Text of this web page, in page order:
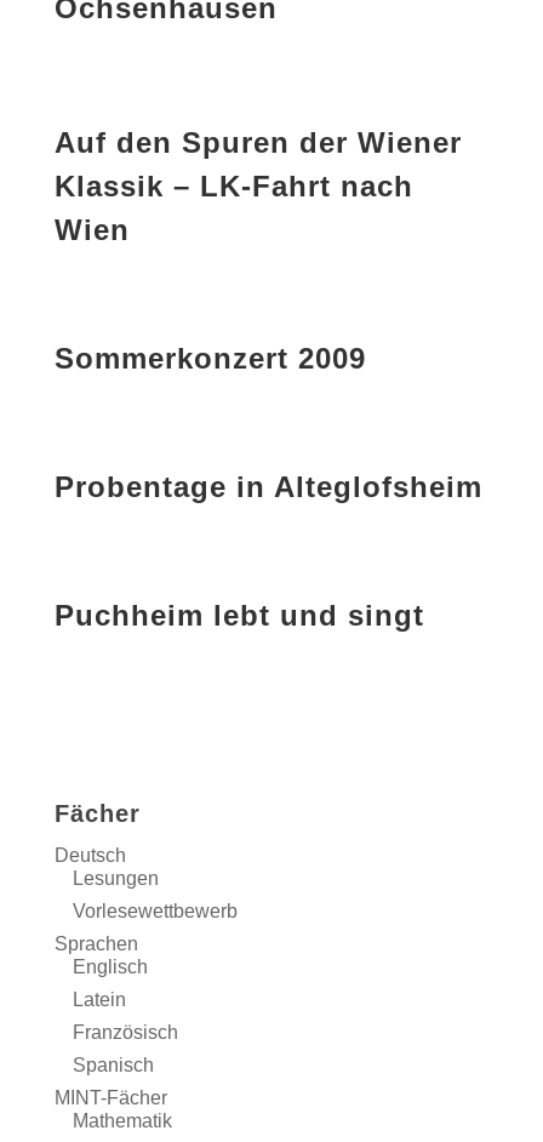
Ochsenhausen
Auf den Spuren der Wiener
Klassik – LK-Fahrt nach
Wien
Sommerkonzert 2009
Probentage in Alteglofsheim
Puchheim lebt und singt
Fächer
Deutsch
Lesungen
Vorlesewettbewerb
Sprachen
Englisch
Latein
Französisch
Spanisch
MINT-Fächer
Mathematik